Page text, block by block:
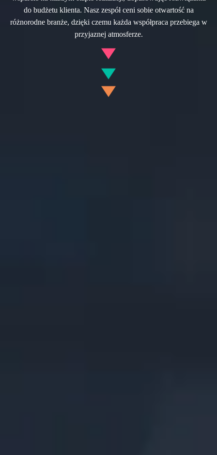
do budżetu klienta. Nasz zespół ceni sobie otwartość na
różnorodne branże, dzięki czemu każda współpraca przebiega w
przyjaznej atmosferze.